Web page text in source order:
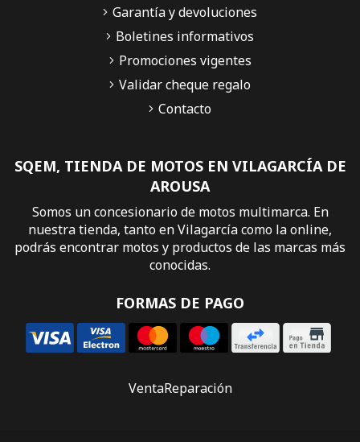
SQEM, TIENDA DE MOTOS EN VILAGARCÍA DE
AROUSA
Somos un concesionario de motos multimarca. En
nuestra tienda, tanto en Vilagarcía como la online,
podrás encontrar motos y productos de las marcas más
conocidas.
FORMAS DE PAGO
Garantía y devoluciones
Boletines informativos
Promociones vigentes
Validar cheque regalo
Contacto
VentaReparación